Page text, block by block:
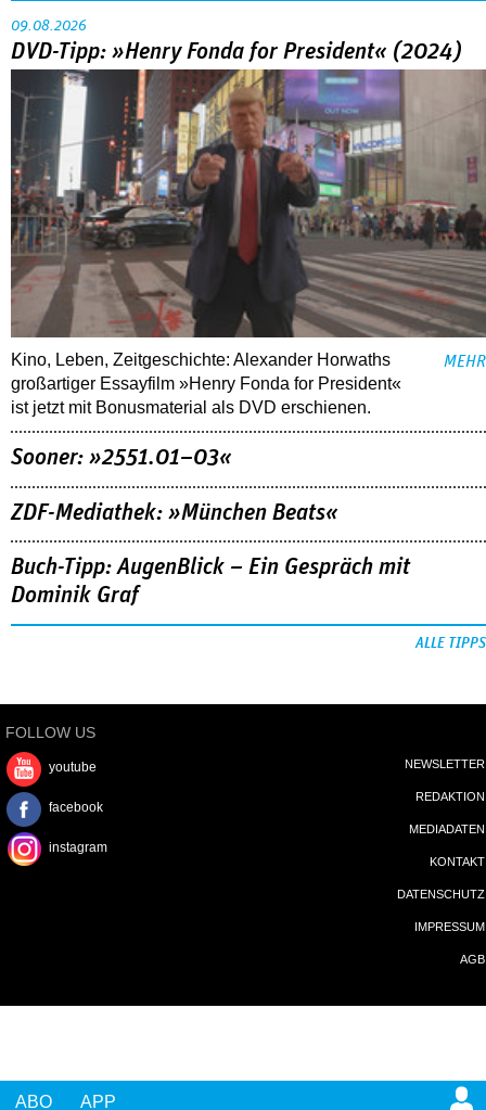
ABO APP
09.08.2026
DVD-Tipp: »Henry Fonda for President« (2024)
Kino, Leben, Zeitgeschichte: Alexander Horwaths
großartiger Essayfilm »Henry Fonda for President«
ist jetzt mit Bonusmaterial als DVD erschienen.
MEHR
Sooner: »2551.01–03«
ZDF-Mediathek: »München Beats«
Buch-Tipp: AugenBlick – Ein Gespräch mit
Dominik Graf
ALLE TIPPS
FOLLOW US
youtube
facebook
instagram
NEWSLETTER
REDAKTION
MEDIADATEN
KONTAKT
DATENSCHUTZ
IMPRESSUM
AGB